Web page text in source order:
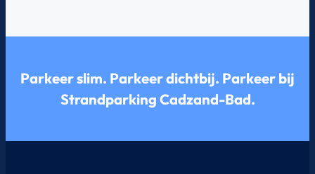
Parkeer slim. Parkeer dichtbij. Parkeer bij
Strandparking Cadzand-Bad.